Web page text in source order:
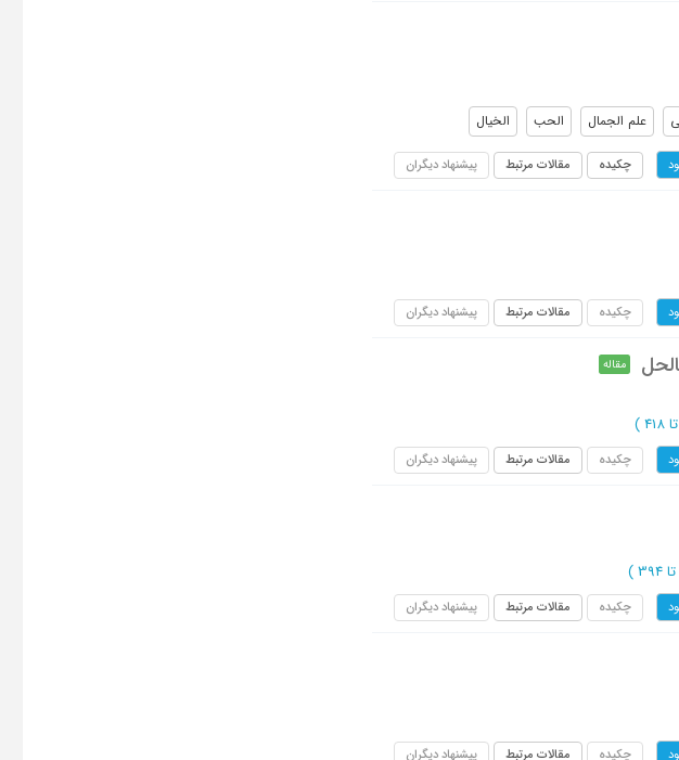
علم الجمال الحب الخیال
چکیده مقالات مرتبط پیشنهاد دیگران
چکیده مقالات مرتبط پیشنهاد دیگران
مقاله
)
چکیده مقالات مرتبط پیشنهاد دیگران
)
چکیده مقالات مرتبط پیشنهاد دیگران
چکیده مقالات مرتبط پیشنهاد دیگران